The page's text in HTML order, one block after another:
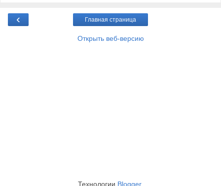
‹ Главная страница
Открыть веб-версию
Технологии Blogger.